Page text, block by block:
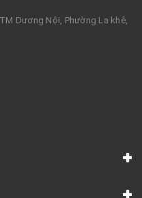
Dương Nội, Phường La khê,